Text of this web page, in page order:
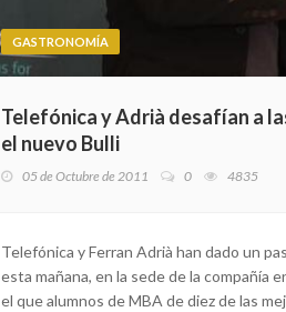
GASTRONOMÍA
Telefónica y Adrià desafían a
el nuevo Bulli
05 de Octubre de 2011 0 4835
Telefónica y Ferran Adrià han dado un
esta mañana, en la sede de la compañía
el que alumnos de MBA de diez de las